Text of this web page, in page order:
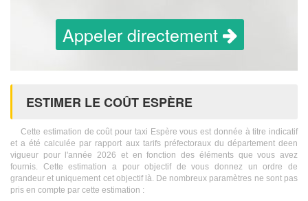
Appeler directement
ESTIMER LE COÛT ESPÈRE
Cette estimation de coût pour taxi Espère vous est donnée à titre indicatif
et a été calculée par rapport aux tarifs préfectoraux du département deen
vigueur pour l'année 2026 et en fonction des éléments que vous avez
fournis. Cette estimation a pour objectif de vous donnez un ordre de
grandeur et uniquement cet objectif là. De nombreux paramètres ne sont pas
pris en compte par cette estimation :